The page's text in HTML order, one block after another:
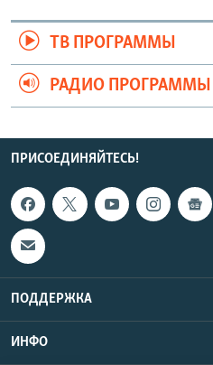
ТВ ПРОГРАММЫ
РАДИО ПРОГРАММЫ
ПРИСОЕДИНЯЙТЕСЬ!
ПОДДЕРЖКА
ИНФО